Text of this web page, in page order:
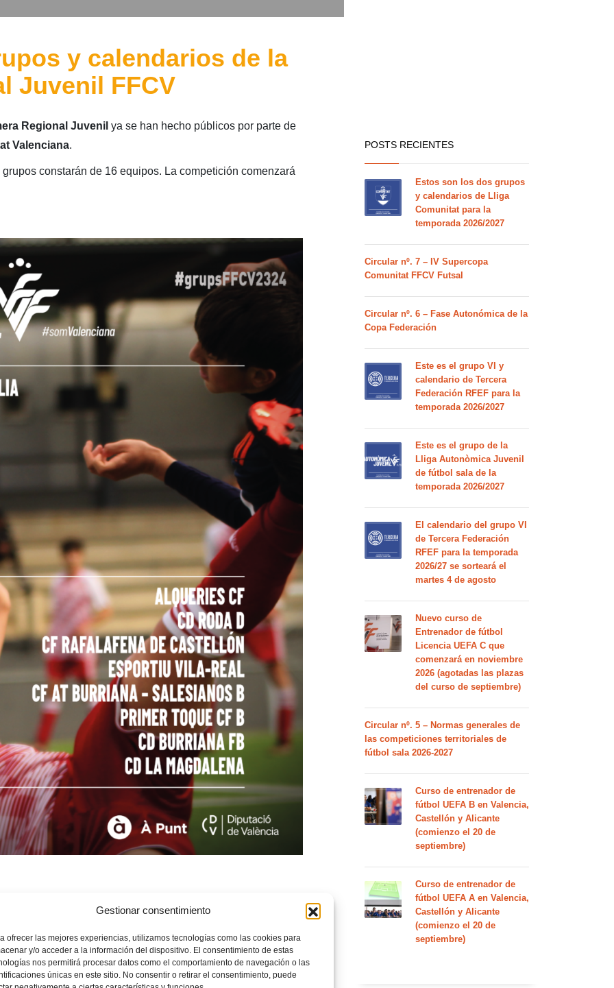
Gestionar consentimiento
ofrecer las mejores experiencias, utilizamos tecnologías como las cookies para
y/o acceder a la información del dispositivo. El consentimiento de estas
nos permitirá procesar datos como el comportamiento de navegación o las
únicas en este sitio. No consentir o retirar el consentimiento, puede
y calendarios de la
Juvenil FFCV
Regional Juvenil ya se han hecho públicos por parte de
Valenciana.
constarán de 16 equipos. La competición comenzará
POSTS RECIENTES
Estos son los dos grupos
y calendarios de Lliga
Comunitat para la
temporada 2026/2027
Circular nº. 7 – IV Supercopa
Comunitat FFCV Futsal
Circular nº. 6 – Fase Autonómica de la
Copa Federación
Este es el grupo VI y
calendario de Tercera
Federación RFEF para la
temporada 2026/2027
Este es el grupo de la
Lliga Autonòmica Juvenil
de fútbol sala de la
temporada 2026/2027
El calendario del grupo VI
de Tercera Federación
RFEF para la temporada
2026/27 se sorteará el
martes 4 de agosto
Nuevo curso de
Entrenador de fútbol
Licencia UEFA C que
comenzará en noviembre
2026 (agotadas las plazas
del curso de septiembre)
Circular nº. 5 – Normas generales de
las competiciones territoriales de
fútbol sala 2026-2027
Curso de entrenador de
fútbol UEFA B en Valencia,
Castellón y Alicante
(comienzo el 20 de
septiembre)
Curso de entrenador de
fútbol UEFA A en Valencia,
Castellón y Alicante
(comienzo el 20 de
septiembre)